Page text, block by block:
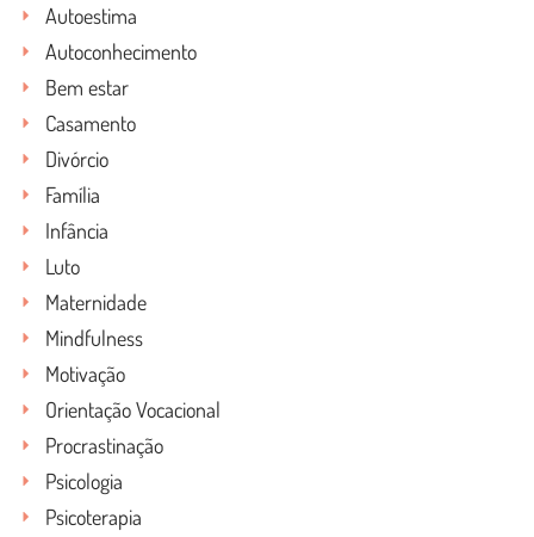
Autoestima
Autoconhecimento
Bem estar
Casamento
Divórcio
Família
Infância
Luto
Maternidade
Mindfulness
Motivação
Orientação Vocacional
Procrastinação
Psicologia
Psicoterapia